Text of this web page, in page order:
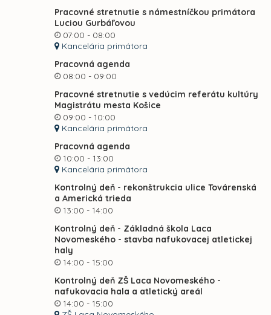
Pracovné stretnutie s námestníčkou primátora
Luciou Gurbáľovou
07:00 - 08:00
Kancelária primátora
Pracovná agenda
08:00 - 09:00
Pracovné stretnutie s vedúcim referátu kultúry
Magistrátu mesta Košice
09:00 - 10:00
Kancelária primátora
Pracovná agenda
10:00 - 13:00
Kancelária primátora
Kontrolný deň - rekonštrukcia ulice Továrenská
a Americká trieda
13:00 - 14:00
Kontrolný deň - Základná škola Laca
Novomeského - stavba nafukovacej atletickej
haly
14:00 - 15:00
Kontrolný deň ZŠ Laca Novomeského -
nafukovacia hala a atletický areál
14:00 - 15:00